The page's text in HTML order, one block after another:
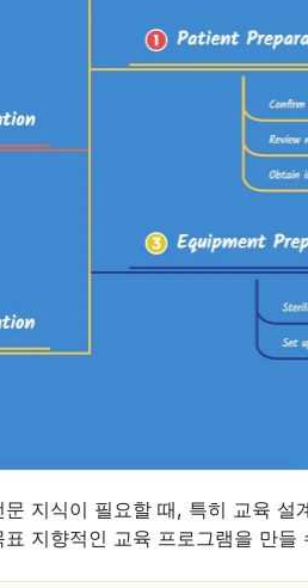
지식이 필요할 때, 특히 교육
지향적인 교육 프로그램을 만들